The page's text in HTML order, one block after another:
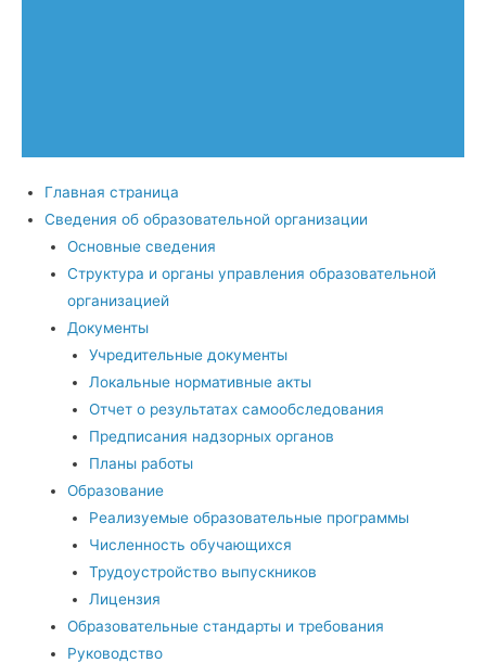
Главная страница
Сведения об образовательной организации
Основные сведения
Структура и органы управления образовательной
организацией
Документы
Учредительные документы
Локальные нормативные акты
Отчет о результатах самообследования
Предписания надзорных органов
Планы работы
Образование
Реализуемые образовательные программы
Численность обучающихся
Трудоустройство выпускников
Лицензия
Образовательные стандарты и требования
Руководство